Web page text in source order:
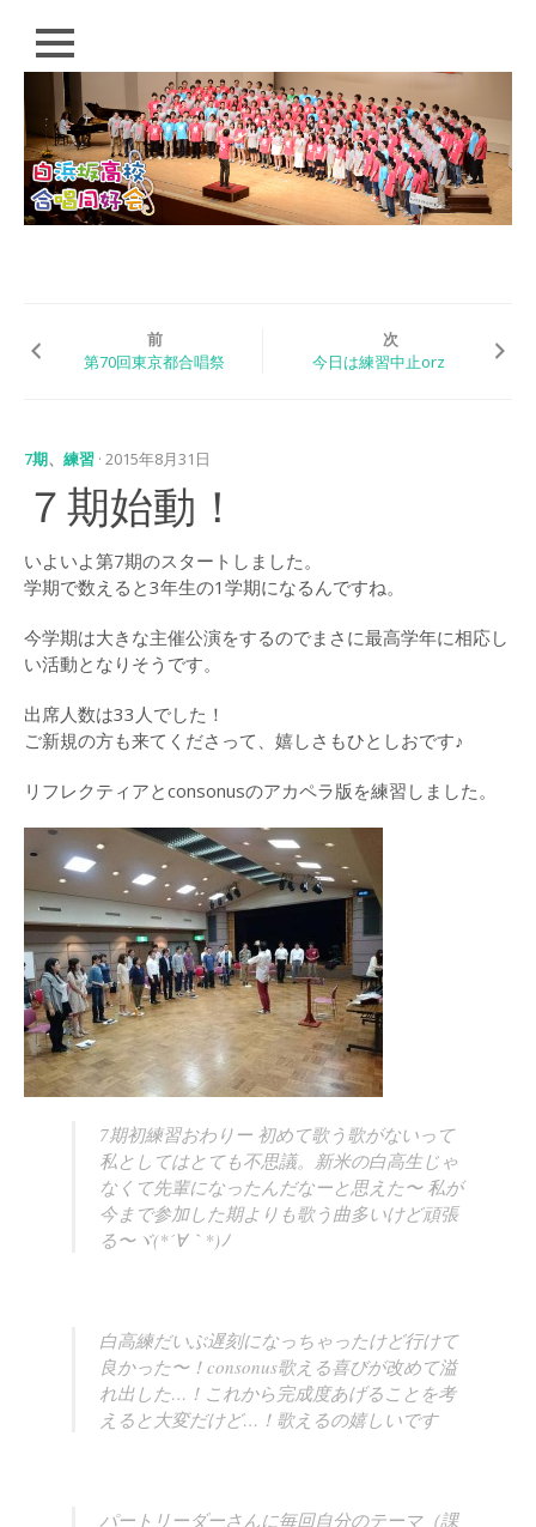
じ
HOME
PROFILE
「歌おう！いつの日
も。」（2018）
（2015）
白浜坂高校合唱祭
(2014)
LOG
2015年
2014年
2013年
CONTACT
前
第70回東京都合唱祭
次
今日は練習中止orz
7期、 練習 · 2015年8月31日
７期始動！
いよいよ第7期のスタートしました。
学期で数えると3年生の1学期になるんですね。
今学期は大きな主催公演をするのでまさに最高学年に相応し
い活動となりそうです。
出席人数は33人でした！
ご新規の方も来てくださって、嬉しさもひとしおです♪
リフレクティアとconsonusのアカペラ版を練習しました。
7期初練習おわりー 初めて歌う歌がないって
私としてはとても不思議。新米の白高生じゃ
なくて先輩になったんだなーと思えた〜 私が
今まで参加した期よりも歌う曲多いけど頑張
る〜ヾ(*´∀｀*)ﾉ
白高練だいぶ遅刻になっちゃったけど行けて
良かった〜！consonus歌える喜びが改めて溢
れ出した…！これから完成度あげることを考
えると大変だけど…！歌えるの嬉しいです
パートリーダーさんに毎回自分のテーマ（課